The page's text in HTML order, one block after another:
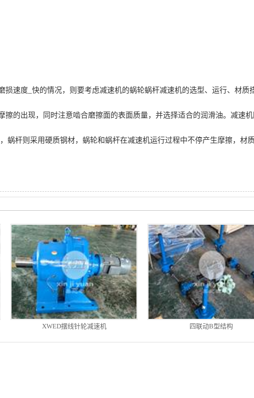
速度_快的情况，则要考虑减速机的蜗轮蜗杆减速机的选型、运行、材质
的出现，同时注意啮合磨擦面的表面质量，并选择适合的润滑油。减速
蜗杆则采用硬质钢材，蜗轮和蜗杆在减速机运行过程中不停产生摩擦，材
XWED摆线针轮减速机 四联动B型结构